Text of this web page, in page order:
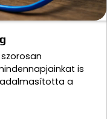
is
a